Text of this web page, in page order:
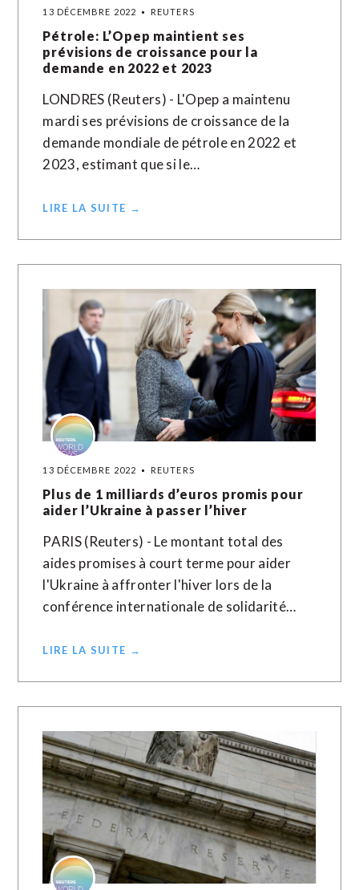
13 DÉCEMBRE 2022 REUTERS
Pétrole: L’Opep maintient ses
prévisions de croissance pour la
demande en 2022 et 2023
LONDRES (Reuters) - L'Opep a maintenu
mardi ses prévisions de croissance de la
demande mondiale de pétrole en 2022 et
2023, estimant que si le…
LIRE LA SUITE →
13 DÉCEMBRE 2022 REUTERS
Plus de 1 milliards d’euros promis pour
aider l’Ukraine à passer l’hiver
PARIS (Reuters) - Le montant total des
aides promises à court terme pour aider
l'Ukraine à affronter l'hiver lors de la
conférence internationale de solidarité…
LIRE LA SUITE →